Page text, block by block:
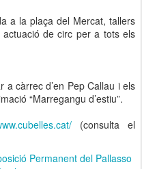
a la plaça del Mercat, tallers
de circ per a tots els
càrrec d’en Pep Callau i els
“Marregangu d’estiu”.
(consulta el
Permanent del Pallasso